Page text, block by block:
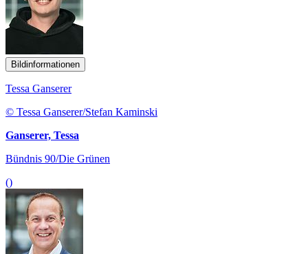
Bildinformationen
Tessa Ganserer
© Tessa Ganserer/Stefan Kaminski
Ganserer, Tessa
Bündnis 90/Die Grünen
()